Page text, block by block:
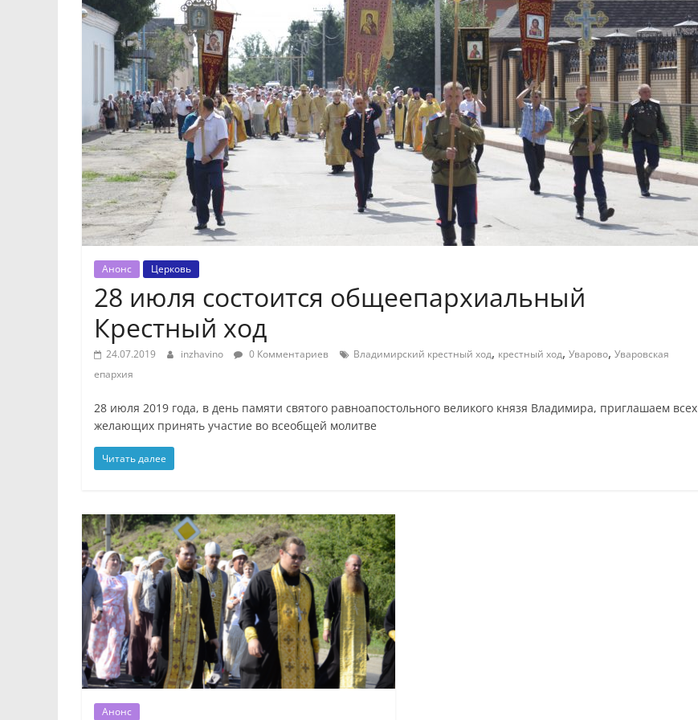
Анонс Церковь
28 июля состоится общеепархиальный
Крестный ход
24.07.2019 inzhavino 0 Комментариев Владимирский крестный ход, крестный ход, Уварово, Уваровская
епархия
28 июля 2019 года, в день памяти святого равноапостольного великого князя Владимира, приглашаем всех
желающих принять участие во всеобщей молитве
Читать далее
Анонс